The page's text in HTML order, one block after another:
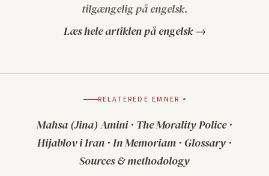
tilgængelig på engelsk.
Læs hele artiklen på engelsk →
RELATEREDE EMNER
Mahsa (Jina) Amini· The Morality Police·
Hijablov i Iran · In Memoriam · Glossary ·
Sources & methodology